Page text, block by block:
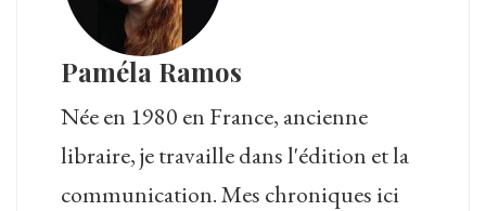
Paméla Ramos
Née en 1980 en France, ancienne
libraire, je travaille dans l'édition et la
communication. Mes chroniques ici